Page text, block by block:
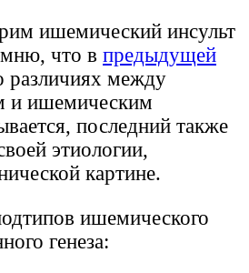
ишемический инсульт
что в предыдущей
различиях между
и ишемическим
последний также
этиологии,
картине.
ишемического
генеза: